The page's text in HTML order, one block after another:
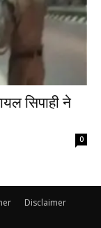
सिपाही ने
0
Disclaimer